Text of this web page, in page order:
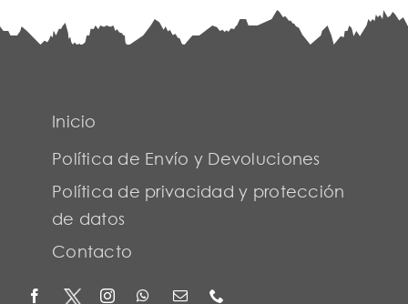
Inicio
Política de Envío y Devoluciones
Política de privacidad y protección
de datos
Contacto